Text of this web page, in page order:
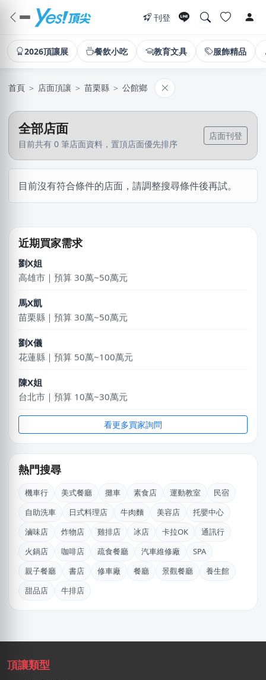
刊登
2026頂讓展 餐飲小吃 教育文具 服飾精品
首頁 ＞ 店面頂讓 ＞ 苗栗縣 ＞ 公館鄉
全部店面
目前共有 0 筆店面資料，置頂店面優先排序
店面刊登
目前沒有符合條件的店面，請調整搜尋條件後再試。
近期買家需求
廖X姐
高雄市｜預算 10萬元以下
新北市｜預算 30萬~50萬元
劉X姐
高雄市｜預算 30萬~50萬元
馬X凱
苗栗縣｜預算 30萬~50萬元
劉X儀
花蓮縣｜預算 50萬~100萬元
陳X姐
台北市｜預算 10萬~30萬元
徐X
台北市｜預算 10萬元以下
新北市｜預算 10萬~30萬元
廖X姐
高雄市｜預算 10萬元以下
廖X臻
新北市｜預算 30萬~50萬元
劉X姐
高雄市｜預算 30萬~50萬元
劉X儀
花蓮縣｜預算 50萬~100萬元
看更多買家詢問
熱門搜尋
機車行 美式餐廳 攤車 素食店 運動教室
民宿
自助洗車
日式料理店 牛肉麵 美容店
托嬰中心
滷味店
炸物店 雞排店 冰店 卡拉OK
通訊行
火鍋店
咖啡店 疏食餐廳 汽車維修廠
SPA
親子餐廳
書店 修車廠 餐廳 景觀餐廳
養生館
甜品店
牛排店
頂讓類型